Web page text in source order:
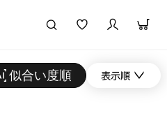
似合い度順 表示順